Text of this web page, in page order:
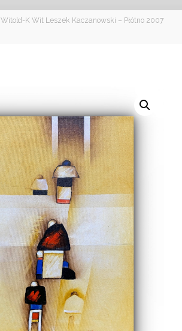
Witold-K Wit Leszek Kaczanowski – Płótno 2007